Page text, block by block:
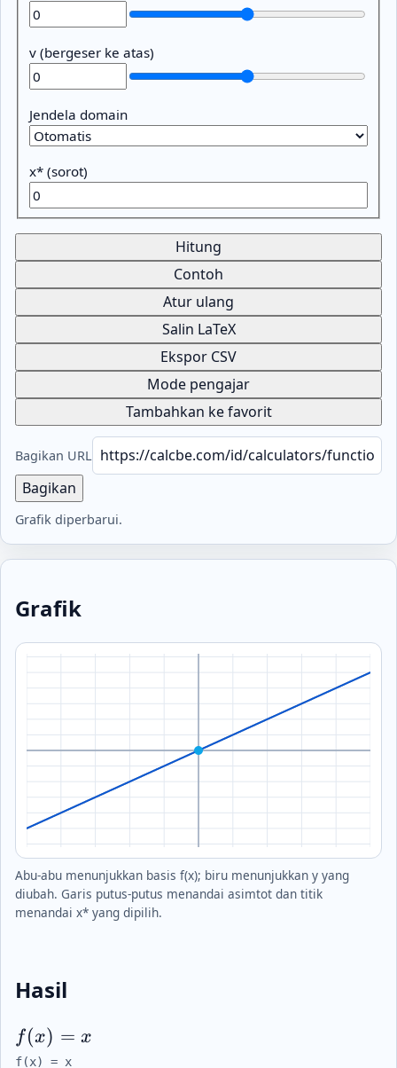
v (bergeser ke atas)
Jendela domain
x* (sorot)
Hitung
Contoh
Atur ulang
Salin LaTeX
Ekspor CSV
Mode pengajar
Tambahkan ke favorit
Bagikan URL
Bagikan
Grafik diperbarui.
Grafik
Abu-abu menunjukkan basis f(x); biru menunjukkan y yang
diubah. Garis putus-putus menandai asimtot dan titik
menandai x* yang dipilih.
Hasil
f(x) = x
f(x) = x
f(x) = x